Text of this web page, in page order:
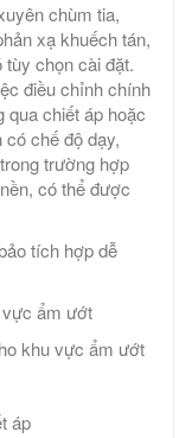
chùm tia,
xạ khuếch tán,
chọn cài đặt.
điều chỉnh chính
chiết áp hoặc
có chế độ dạy,
trường hợp
có thể được
tích hợp dễ
vực ẩm ướt
khu vực ẩm ướt
áp